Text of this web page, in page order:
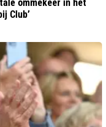
ommekeer in het
Club’